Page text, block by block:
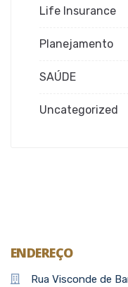
Life Insurance
Planejamento
SAÚDE
Uncategorized
ENDEREÇO
Rua Visconde de